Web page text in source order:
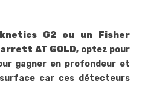
G2 ou un Fisher
AT GOLD, optez pour
gagner en profondeur et
car ces détecteurs